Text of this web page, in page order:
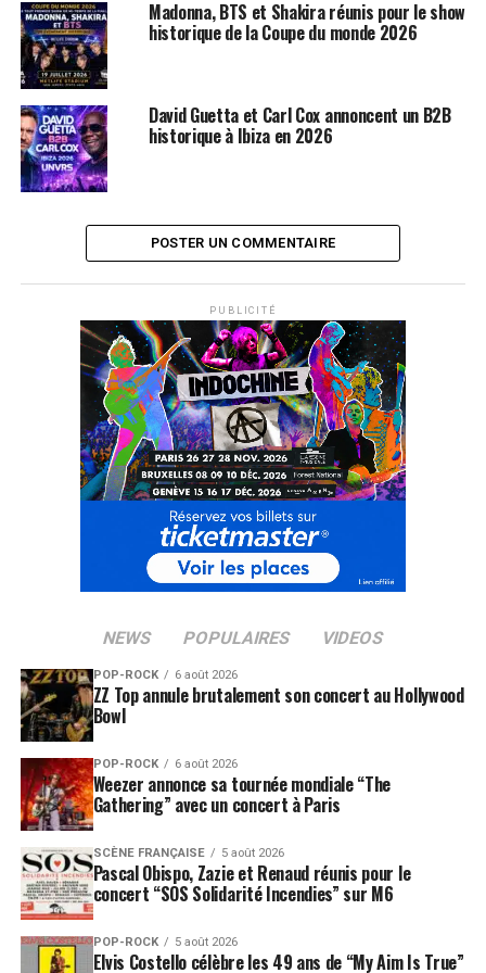
Le nouveau single extrait de « The E.N.D » seraMeet me
halfway, un titre cool sur lequel Fergie nous apporte de
nouvelles couleurs vocale jusque là inconnues.
LES ALBUMS DES BLACK EYED PEAS SONT
Madonna, BTS et Shakira réunis pour le show
historique de la Coupe du monde 2026
David Guetta et Carl Cox annoncent un B2B
historique à Ibiza en 2026
POSTER UN COMMENTAIRE
PUBLICITÉ
NEWS POPULAIRES VIDEOS
POP-ROCK 6 août 2026
ZZ Top annule brutalement son concert au Hollywood
Bowl
POP-ROCK 6 août 2026
Weezer annonce sa tournée mondiale “The
Gathering” avec un concert à Paris
SCÈNE FRANÇAISE 5 août 2026
Pascal Obispo, Zazie et Renaud réunis pour le
concert “SOS Solidarité Incendies” sur M6
POP-ROCK 5 août 2026
Elvis Costello célèbre les 49 ans de “My Aim Is True”